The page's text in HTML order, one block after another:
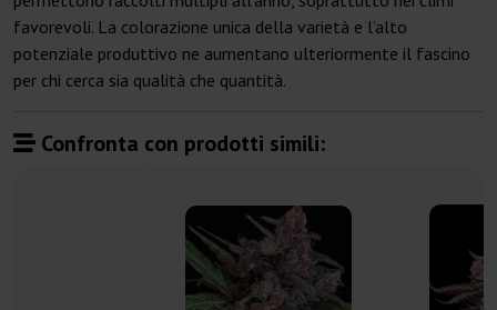
favorevoli. La colorazione unica della varietà e l’alto
potenziale produttivo ne aumentano ulteriormente il fascino
per chi cerca sia qualità che quantità.
Confronta con prodotti simili: